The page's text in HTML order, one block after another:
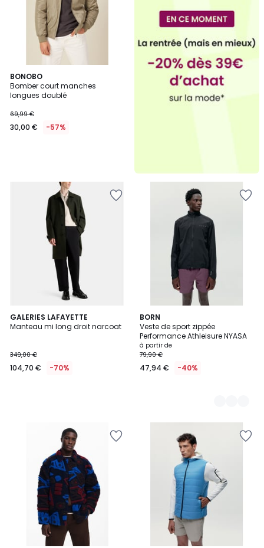
BONOBO
Bomber court manches
longues doublé
69,99 €
30,00 € -57%
GALERIES LAFAYETTE
Manteau mi long droit narcoat
349,00 €
104,70 € -70%
BORN
Veste de sport zippée
Performance Athleisure NYASA
à partir de
79,90 €
47,94 € -40%
5
Couleurs